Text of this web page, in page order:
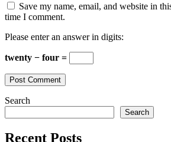
Save my name, email, and website in
time I comment.
Please enter an answer in digits:
twenty − four =
Search
Search
Recent Posts